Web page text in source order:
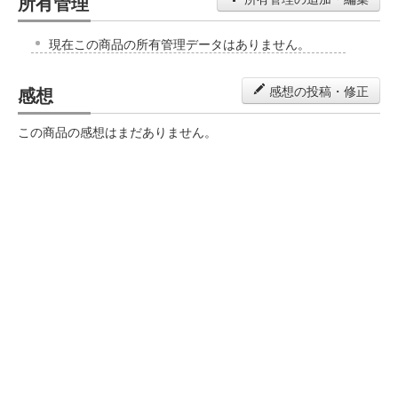
現在この商品の所有管理データはありません。
感想 感想の投稿・修正
この商品の感想はまだありません。